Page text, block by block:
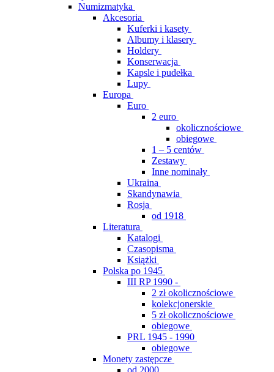
Numizmatyka
Akcesoria
Kuferki i kasety
Albumy i klasery
Holdery
Konserwacja
Kapsle i pudełka
Lupy
Europa
Euro
2 euro
okolicznościowe
obiegowe
1 – 5 centów
Zestawy
Inne nominały
Ukraina
Skandynawia
Rosja
od 1918
Literatura
Katalogi
Czasopisma
Książki
Polska po 1945
III RP 1990 -
2 zł okolicznościowe
kolekcjonerskie
5 zł okolicznościowe
obiegowe
PRL 1945 - 1990
obiegowe
Monety zastępcze
od 2000